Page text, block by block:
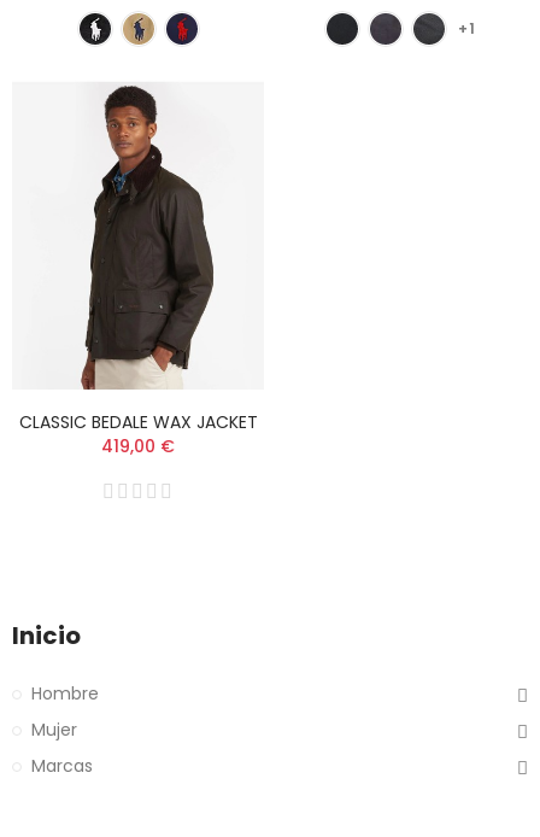
+1
CLASSIC BEDALE WAX JACKET
419,00 €
Inicio
Hombre
Mujer
Marcas